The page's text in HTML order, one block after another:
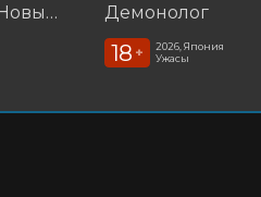
Человек-паук: Новый день (2026) Демонолог
18 +
2026, Япония
Ужасы